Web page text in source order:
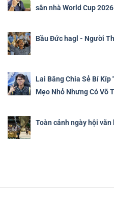
sân nhà World Cup 2026
Bầu Đức hagl - Người
Lai Bâng Chia Sẻ Bí
Mẹo Nhỏ Nhưng Có Võ
Toàn cảnh ngày hội